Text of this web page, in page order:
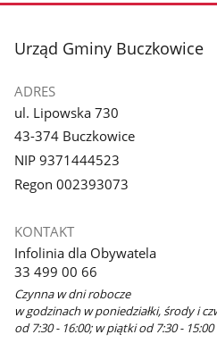
stopka
Urząd Gminy Buczkowice
ADRES
ul. Lipowska 730
43-374 Buczkowice
NIP 9371444523
Regon 002393073
KONTAKT
Infolinia dla Obywatela
33 499 00 66
Czynna w dni robocze
w godzinach w poniedziałki, środy i
od 7:30 - 16:00; w piątki od 7:30 - 15:00